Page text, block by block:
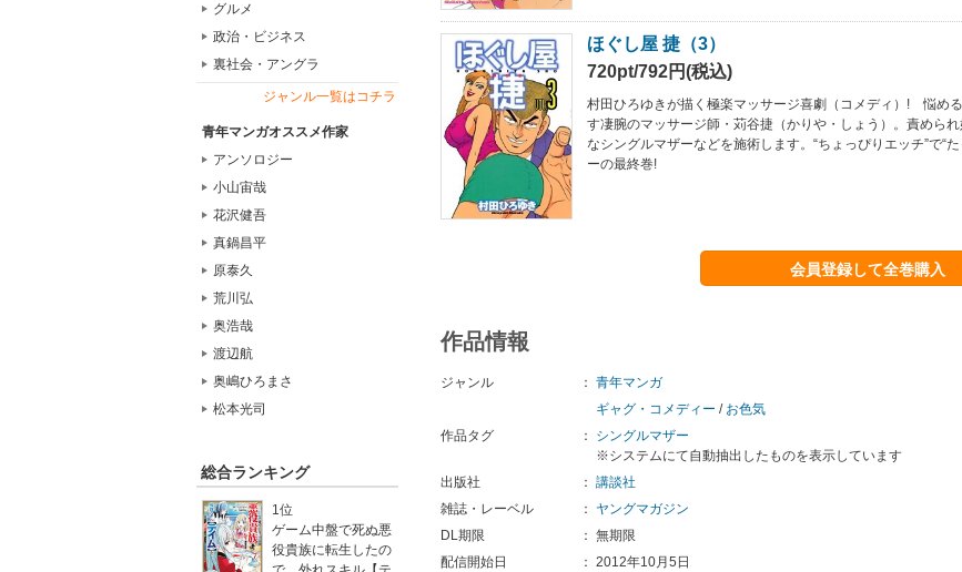
グルメ
政治・ビジネス
裏社会・アングラ
ジャンル一覧はコチラ
青年マンガオススメ作家
アンソロジー
小山宙哉
花沢健吾
真鍋昌平
原泰久
荒川弘
奥浩哉
渡辺航
奥嶋ひろまさ
松本光司
総合ランキング
1位
ゲーム中盤で死ぬ悪
役貴族に転生したの
ほぐし屋 捷（3）
720pt/792円(税込)
村田ひろゆきが描く極楽マッサージ喜劇（コメディ）! 悩める
す凄腕のマッサージ師・苅谷捷（かりや・しょう）。責めら
なシングルマザーなどを施術します。“ちょっぴりエッチ”で“
ーの最終巻!
会員登録して全巻購入
作品情報
ジャンル ： 青年マンガ
ギャグ・コメディー / お色気
作品タグ
：
シングルマザー
※システムにて自動抽出したものを表示しています
出版社
： 講談社
雑誌・レーベル
：
ヤングマガジン
DL期限
： 無期限
配信開始日
： 2012年10月5日